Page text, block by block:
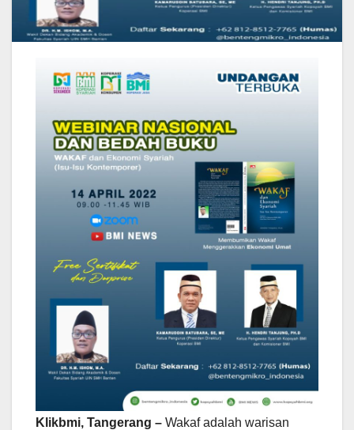
Klikbmi, Tangerang – Wakaf adalah warisan